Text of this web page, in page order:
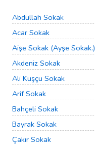
Abdullah Sokak
Acar Sokak
Aişe Sokak (Ayşe Sokak.)
Akdeniz Sokak
Ali Kuşçu Sokak
Arif Sokak
Bahçeli Sokak
Bayrak Sokak
Çakır Sokak